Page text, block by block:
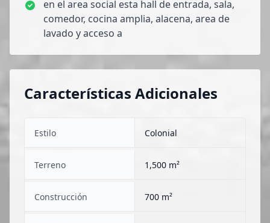
en el area social esta hall de entrada, sala,
comedor, cocina amplia, alacena, area de
lavado y acceso a
Características Adicionales
Estilo Colonial
Terreno 1,500 m²
Construcción 700 m²